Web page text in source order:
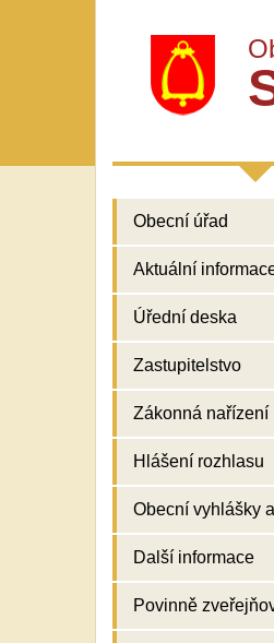
Obecní úřad
Aktuální
Úřední deska
Zastupitelstvo
Zákonná nařízení
Hlášení rozhlasu
Obecní vyhlášky
Další informace
Povinně